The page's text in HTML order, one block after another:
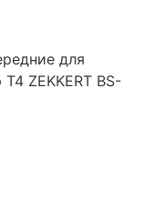
для
ZEKKERT BS-